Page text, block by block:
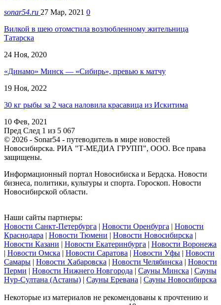
sonar54.ru 27 Мар, 2021 0
Вилкой в шею отомстила возлюбленному жительница
Татарска
24 Ноя, 2020
«Динамо» Минск — «Сибирь», превью к матчу
19 Ноя, 2022
30 кг рыбы за 2 часа наловила красавица из Искитима
10 Фев, 2021
Пред След 1 из 5 067
© 2026 - Sonar54 - путеводитель в мире новостей
Новосибирска. РИА "Т-МЕДИА ГРУПП", ООО. Все права
защищены.
Информационный портал Новосибиска и Бердска. Новости
бизнеса, политики, культуры и спорта. Гороскоп. Новости
Новосибирской области.
Наши сайты партнеры:
Новости Санкт-Петербурга | Новости Оренбурга | Новости
Краснодара | Новости Тюмени | Новости Новосибирска |
Новости Казани | Новости Екатеринбурга | Новости Воронежа
| Новости Омска | Новости Саратова | Новости Уфы | Новости
Самары | Новости Хабаровска | Новости Челябинска | Новости
Перми | Новости Нижнего Новгорода | Сауны Минска | Сауны
Нур-Султана (Астаны) | Сауны Еревана | Сауны Новосибирска
Некоторые из материалов не рекомендованы к прочтению и